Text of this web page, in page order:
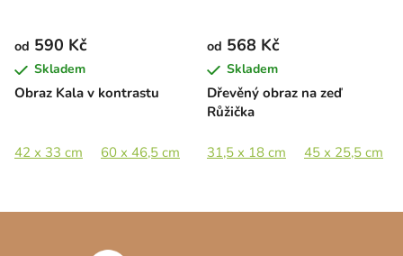
Obraz Kala v kontrastu
od 590 Kč
Skladem
42 x 33 cm 60 x 46,5 cm 80 x 62,5 cm 100 x 78 cm
Dřevěný obraz na zeď
Růžička
od 568 Kč
Skladem
31,5 x 18 cm 45 x 25,5 cm